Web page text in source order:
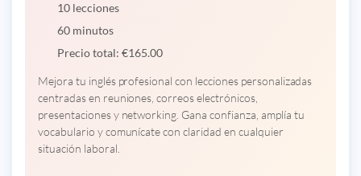
10 lecciones
60 minutos
Precio total: €165.00
Mejora tu inglés profesional con lecciones personalizadas
centradas en reuniones, correos electrónicos,
presentaciones y networking. Gana confianza, amplía tu
vocabulario y comunícate con claridad en cualquier
situación laboral.